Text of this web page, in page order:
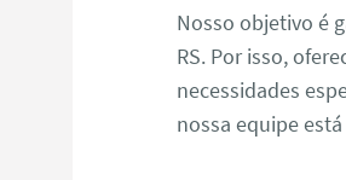
Nosso objetivo é
RS. Por isso,
necessidades
nossa equipe